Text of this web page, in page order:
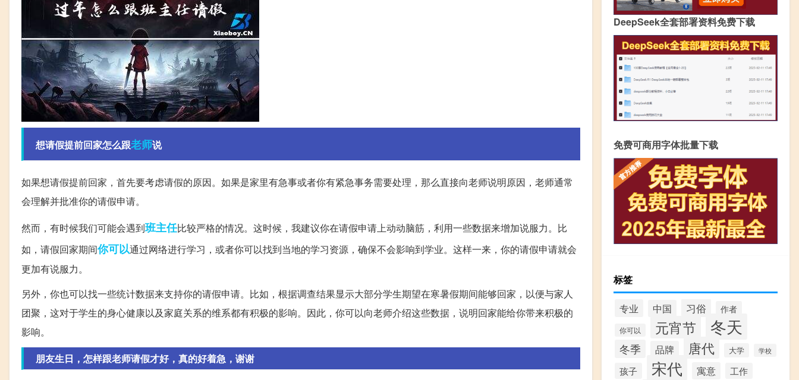
想请假提前回家怎么跟老师说
如果想请假提前回家，首先要考虑请假的原因。如果是家里有急事或者你有紧急事务需要处理，那么直接向老师说明原因，老师通常
会理解并批准你的请假申请。
然而，有时候我们可能会遇到班主任比较严格的情况。这时候，我建议你在请假申请上动动脑筋，利用一些数据来增加说服力。比
如，请假回家期间你可以通过网络进行学习，或者你可以找到当地的学习资源，确保不会影响到学业。这样一来，你的请假申请就会
更加有说服力。
另外，你也可以找一些统计数据来支持你的请假申请。比如，根据调查结果显示大部分学生期望在寒暑假期间能够回家，以便与家人
团聚，这对于学生的身心健康以及家庭关系的维系都有积极的影响。因此，你可以向老师介绍这些数据，说明回家能给你带来积极的
影响。
朋友生日，怎样跟老师请假才好，真的好着急，谢谢
DeepSeek全套部署资料免费下载
免费可商用字体批量下载
标签
专业 中国 习俗 作者
你可以 元宵节 冬天
冬季 品牌 唐代 大学 学校
孩子 宋代 寓意 工作